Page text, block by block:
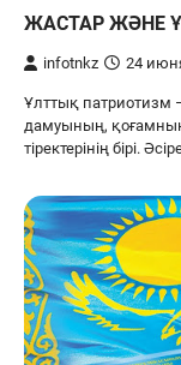
ЖАСТАР ЖӘНЕ
infotnkz 24
Ұлттық патриотизм
дамуының, қоғамның
тіректерінің бірі.